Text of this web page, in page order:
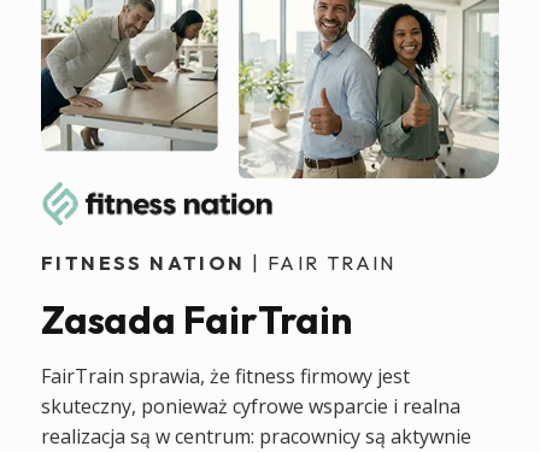
FITNESS NATION | FAIR TRAIN
Zasada FairTrain
FairTrain sprawia, że fitness firmowy jest
skuteczny, ponieważ cyfrowe wsparcie i realna
realizacja są w centrum: pracownicy są aktywnie